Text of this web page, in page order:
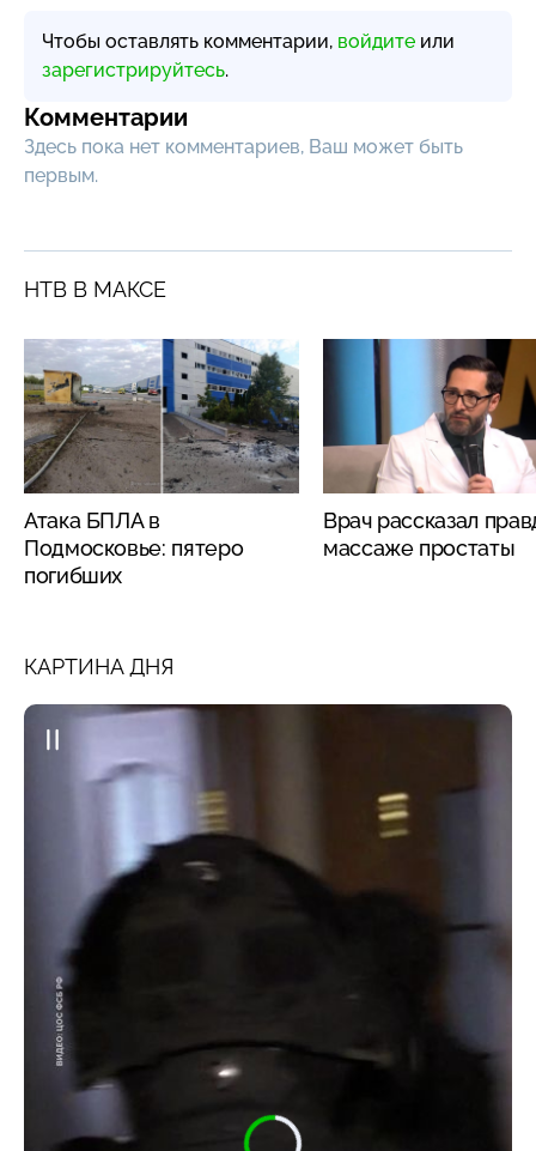
Чтобы оставлять комментарии, войдите или
зарегистрируйтесь.
Комментарии
Здесь пока нет комментариев, Ваш может быть
первым.
НТВ В МАКСЕ
Атака БПЛА в
Подмосковье: пятеро
погибших
Врач рассказал
массаже простаты
КАРТИНА ДНЯ